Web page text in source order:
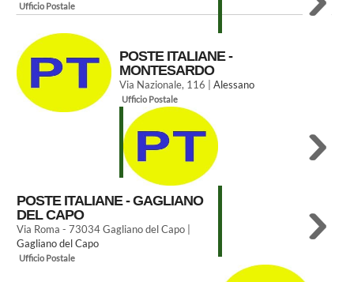
Ufficio Postale
POSTE ITALIANE -
MONTESARDO
Via Nazionale, 116 | Alessano
Ufficio Postale
POSTE ITALIANE - GAGLIANO
DEL CAPO
Via Roma - 73034 Gagliano del Capo |
Gagliano del Capo
Ufficio Postale